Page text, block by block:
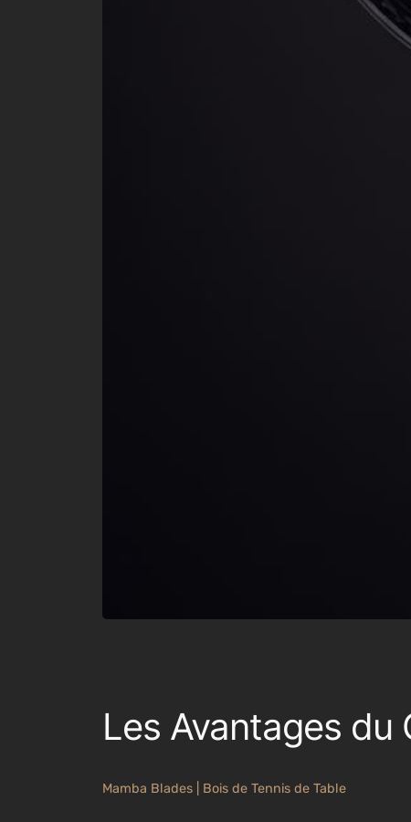
Les Avantages du
Mamba Blades | Bois de Tennis de Table